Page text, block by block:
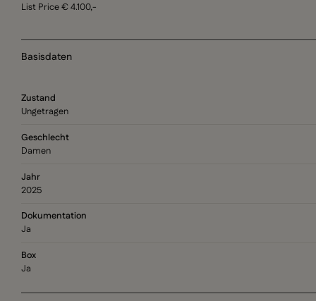
List Price € 4.100,-
Basisdaten
Zustand
Ungetragen
Geschlecht
Damen
Jahr
2025
Dokumentation
Ja
Box
Ja